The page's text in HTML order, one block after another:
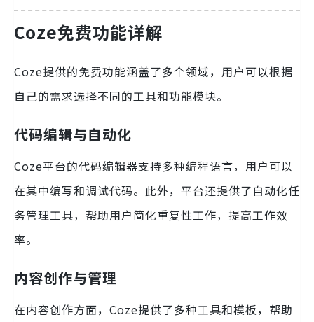
Coze免费功能详解
Coze提供的免费功能涵盖了多个领域，用户可以根据
自己的需求选择不同的工具和功能模块。
代码编辑与自动化
Coze平台的代码编辑器支持多种编程语言，用户可以
在其中编写和调试代码。此外，平台还提供了自动化任
务管理工具，帮助用户简化重复性工作，提高工作效
率。
内容创作与管理
在内容创作方面，Coze提供了多种工具和模板，帮助